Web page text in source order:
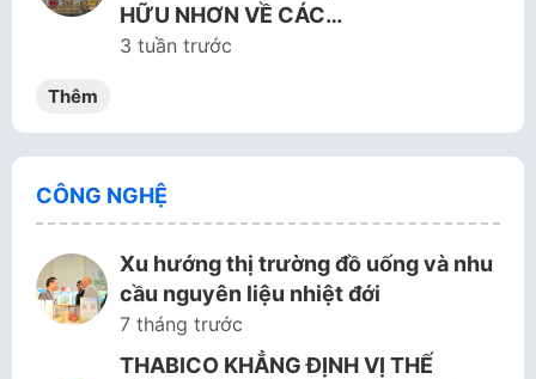
HỮU NHƠN VỀ CÁC…
3 tuần trước
Thêm
CÔNG NGHỆ
Xu hướng thị trường đồ uống và nhu
cầu nguyên liệu nhiệt đới
7 tháng trước
THABICO KHẲNG ĐỊNH VỊ THẾ